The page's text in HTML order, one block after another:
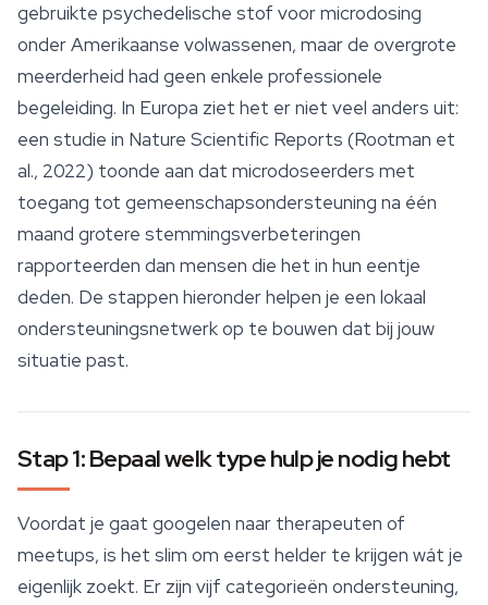
gebruikte psychedelische stof voor microdosing
onder Amerikaanse volwassenen, maar de overgrote
meerderheid had geen enkele professionele
begeleiding. In Europa ziet het er niet veel anders uit:
een studie in Nature Scientific Reports (Rootman et
al., 2022) toonde aan dat microdoseerders met
toegang tot gemeenschapsondersteuning na één
maand grotere stemmingsverbeteringen
rapporteerden dan mensen die het in hun eentje
deden. De stappen hieronder helpen je een lokaal
ondersteuningsnetwerk op te bouwen dat bij jouw
situatie past.
Stap 1: Bepaal welk type hulp je nodig hebt
Voordat je gaat googelen naar therapeuten of
meetups, is het slim om eerst helder te krijgen wát je
eigenlijk zoekt. Er zijn vijf categorieën ondersteuning,